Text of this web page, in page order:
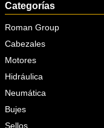
Categorías
Roman Group
Cabezales
Motores
Hidráulica
Neumática
Bujes
Sellos